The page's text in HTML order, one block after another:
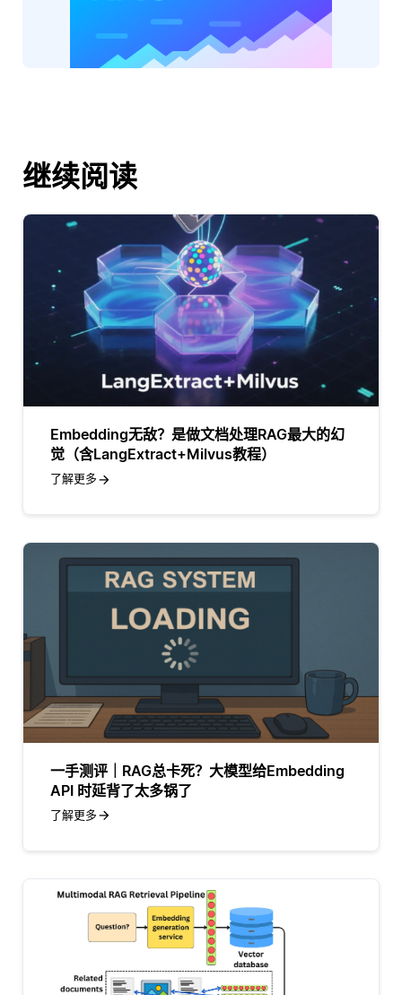
继续阅读
Embedding无敌？是做文档处理RAG最大的幻
觉（含LangExtract+Milvus教程）
了解更多
一手测评｜RAG总卡死？大模型给Embedding
API 时延背了太多锅了
了解更多